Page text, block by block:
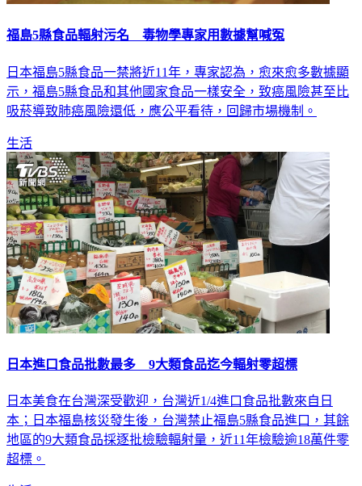
福島5縣食品輻射污名 毒物學專家用數據幫喊冤
日本福島5縣食品一禁將近11年，專家認為，愈來愈多數據顯
示，福島5縣食品和其他國家食品一樣安全，致癌風險甚至比
吸菸導致肺癌風險還低，應公平看待，回歸市場機制。
生活
日本進口食品批數最多 9大類食品迄今輻射零超標
日本美食在台灣深受歡迎，台灣近1/4進口食品批數來自日
本；日本福島核災發生後，台灣禁止福島5縣食品進口，其餘
地區的9大類食品採逐批檢驗輻射量，近11年檢驗逾18萬件零
超標。